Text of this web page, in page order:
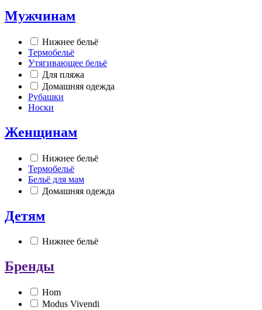
Мужчинам
Нижнее бельё
Термобельё
Утягивающее бельё
Для пляжа
Домашняя одежда
Рубашки
Носки
Женщинам
Нижнее бельё
Термобельё
Бельё для мам
Домашняя одежда
Детям
Нижнее бельё
Бренды
Hom
Modus Vivendi